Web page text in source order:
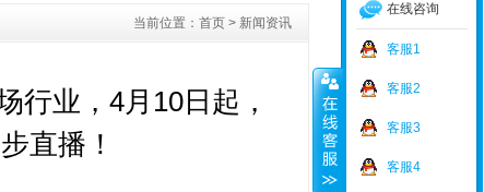
当前位置：首页 > 新闻资讯
行业，4月10日起，
直播！
在线咨询
客服1
客服2
客服3
客服4